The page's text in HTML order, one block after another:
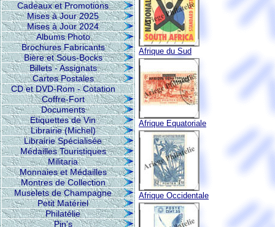
Cadeaux et Promotions
Mises à Jour 2025
Mises à Jour 2024
Albums Photo
Brochures Fabricants
Bière et Sous-Bocks
Billets - Assignats
Cartes Postales
CD et DVD-Rom - Cotation
Coffre-Fort
Documents
Etiquettes de Vin
Librairie (Michel)
Librairie Spécialisée
Médailles Touristiques
Militaria
Monnaies et Médailles
Montres de Collection
Muselets de Champagne
Petit Matériel
Philatélie
Pin's
Afrique du Sud
Afrique Equatoriale
Afrique Occidentale